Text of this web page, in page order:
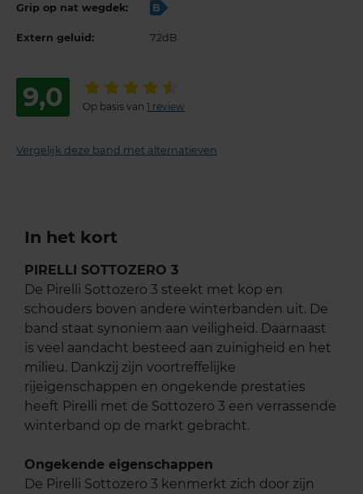
Grip op nat wegdek: B
Extern geluid: 72dB
9,0 Op basis van 1 review
Vergelijk deze band met alternatieven
In het kort
PIRELLI SOTTOZERO 3
De Pirelli Sottozero 3 steekt met kop en
schouders boven andere winterbanden uit. De
band staat synoniem aan veiligheid. Daarnaast
is veel aandacht besteed aan zuinigheid en het
milieu. Dankzij zijn voortreffelijke
rijeigenschappen en ongekende prestaties
heeft Pirelli met de Sottozero 3 een verrassende
winterband op de markt gebracht.
Ongekende eigenschappen
De Pirelli Sottozero 3 kenmerkt zich door zijn